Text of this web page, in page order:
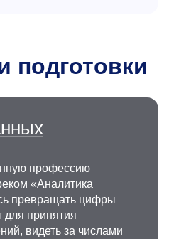
подготовки
профессию
«Аналитика
превращать цифры
принятия
видеть за числами